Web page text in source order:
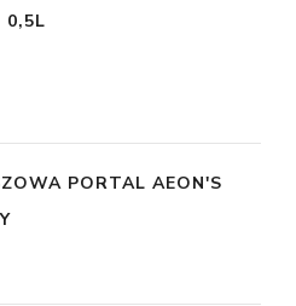
0,5L
PORTAL AEON'S